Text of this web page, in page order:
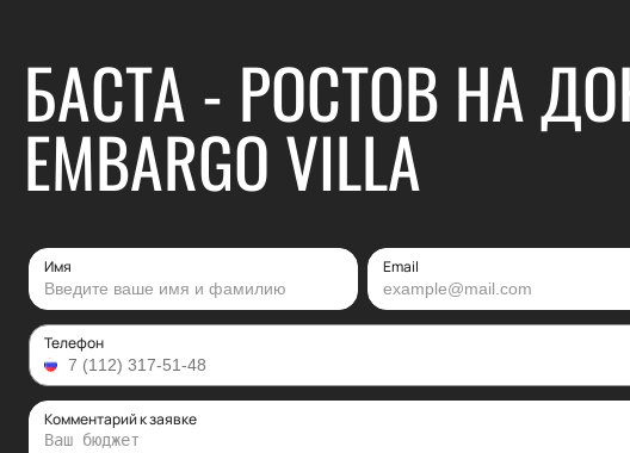
БАСТА - РОСТОВ НА
EMBARGO VILLA
Имя Email
Телефон
Комментарий к заявке